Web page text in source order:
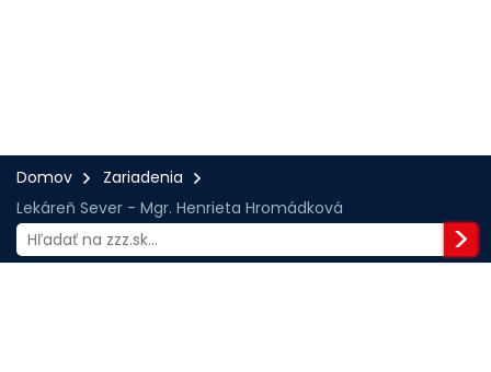
Domov
Zariadenia
Lekáreň Sever - Mgr. Henrieta Hromádková